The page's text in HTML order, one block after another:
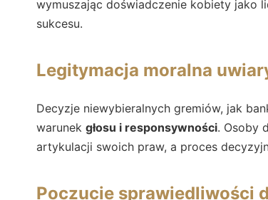
wymuszając doświadczenie kobiety jako
sukcesu.
Legitymacja moralna
Decyzje niewybieralnych gremiów, jak
warunek głosu i responsywności. Osoby
artykulacji swoich praw, a proces
Poczucie sprawiedliwości